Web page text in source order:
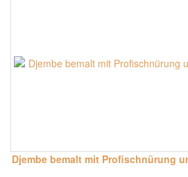
Djembe bemalt mit Profischnürung